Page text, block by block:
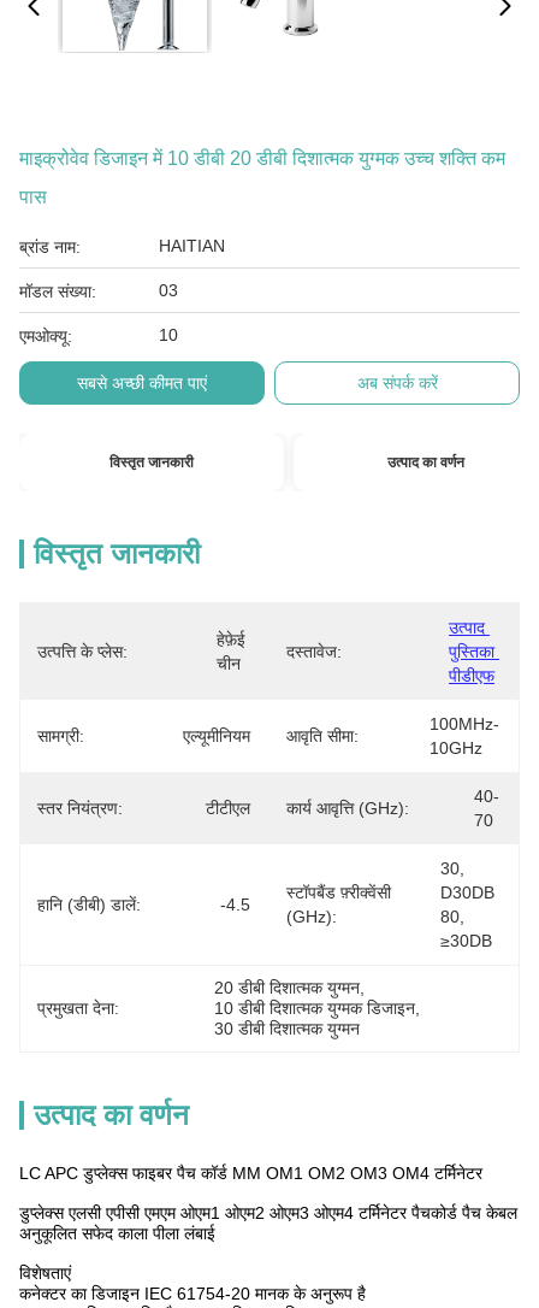
माइक्रोवेव डिजाइन में 10 डीबी 20 डीबी दिशात्मक युग्मक उच्च शक्ति कम
पास
ब्रांड नाम: HAITIAN
मॉडल संख्या: 03
एमओक्यू: 10
सबसे अच्छी कीमत पाएं अब संपर्क करें
विस्तृत जानकारी उत्पाद का वर्णन
विस्तृत जानकारी
उत्पत्ति के प्लेस:
हेफ़ेई
चीन
दस्तावेज:
उत्पाद
पुस्तिका
पीडीएफ
सामग्री: एल्यूमीनियम आवृति सीमा:
100MHz-
10GHz
स्तर नियंत्रण: टीटीएल कार्य आवृत्ति (GHz):
40-
70
हानि (डीबी) डालें: -4.5
स्टॉपबैंड फ़्रीक्वेंसी
(GHz):
30,
D30DB
80,
≥30DB
प्रमुखता देना:
20 डीबी दिशात्मक युग्मन
10 डीबी दिशात्मक युग्मक डिजाइन
30 डीबी दिशात्मक युग्मन
उत्पाद का वर्णन
LC APC डुप्लेक्स फाइबर पैच कॉर्ड MM OM1 OM2 OM3 OM4 टर्मिनेटर
डुप्लेक्स एलसी एपीसी एमएम ओएम1 ओएम2 ओएम3 ओएम4 टर्मिनेटर पैचकोर्ड पैच केबल
अनुकूलित सफेद काला पीला लंबाई
विशेषताएं
कनेक्टर का डिजाइन IEC 61754-20 मानक के अनुरूप है